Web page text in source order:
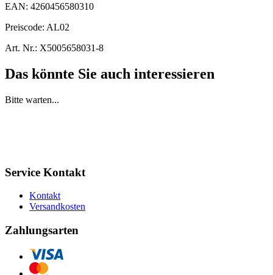
EAN: 4260456580310
Preiscode: AL02
Art. Nr.: X5005658031-8
Das könnte Sie auch interessieren
Bitte warten...
Service Kontakt
Kontakt
Versandkosten
Zahlungsarten